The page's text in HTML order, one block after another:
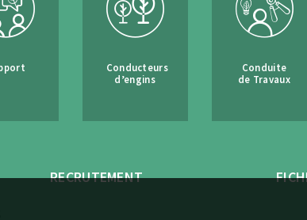
Conducteurs
d’engins
Conduite
de Travaux
RECRUTEMENT